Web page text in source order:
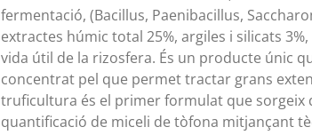
fermentació, (Bacillus, Paenibacillus,
extractes húmic total 25%, argiles i silicats
vida útil de la rizosfera. És un producte únic
concentrat pel que permet tractar grans
truficultura és el primer formulat que sorgeix
quantificació de miceli de tòfona mitjançant